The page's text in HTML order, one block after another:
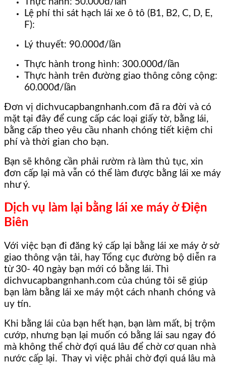
Thực hành: 50.000đ/lần
Lệ phí thi sát hạch lái xe ô tô (B1, B2, C, D, E,
F):
Lý thuyết: 90.000đ/lần
Thực hành trong hình: 300.000đ/lần
Thực hành trên đường giao thông công cộng:
60.000đ/lần
Đơn vị dichvucapbangnhanh.com đã ra đời và có
mặt tại đây để cung cấp các loại giấy tờ, bằng lái,
bằng cấp theo yêu cầu nhanh chóng tiết kiệm chi
phí và thời gian cho bạn.
Bạn sẽ không cần phải rườm rà làm thủ tục, xin
đơn cấp lại mà vẫn có thể làm được bằng lái xe máy
như ý.
Dịch vụ làm lại bằng lái xe máy ở Điện
Biên
Với việc bạn đi đăng ký cấp lại bằng lái xe máy ở sở
giao thông vận tải, hay Tổng cục đường bộ diễn ra
từ 30- 40 ngày bạn mới có bằng lái. Thì
dichvucapbangnhanh.com của chúng tôi sẽ giúp
bạn làm bằng lái xe máy một cách nhanh chóng và
uy tín.
Khi bằng lái của bạn hết hạn, bạn làm mất, bị trộm
cướp, nhưng bạn lại muốn có bằng lái sau ngay đó
mà không thể chờ đợi quá lâu để chờ cơ quan nhà
nước cấp lại. Thay vì việc phải chờ đợi quá lâu mà